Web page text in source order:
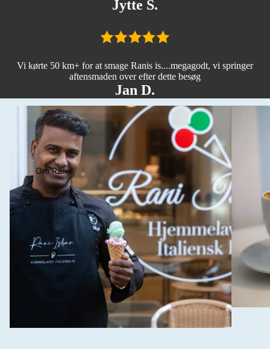
Om Ranis
Jytte S.
Vi kørte 50 km+ for at smage Ranis is....megagodt, vi springer
aftensmaden over efter dette besøg
Jan D.